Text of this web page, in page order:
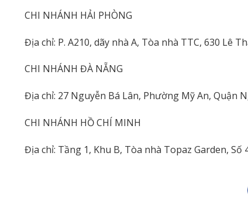
CHI NHÁNH HẢI PHÒNG
Địa chỉ: P. A210, dãy nhà A, Tòa nhà TTC, 630 Lê
CHI NHÁNH ĐÀ NẴNG
Địa chỉ: 27 Nguyễn Bá Lân, Phường Mỹ An, Quận
CHI NHÁNH HỒ CHÍ MINH
Địa chỉ: Tầng 1, Khu B, Tòa nhà Topaz Garden,